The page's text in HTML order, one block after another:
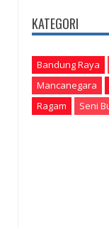
KATEGORI
Bandung Raya
Mancanegara
Ragam
Seni